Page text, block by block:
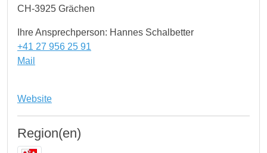
CH-3925 Grächen
Ihre Ansprechperson: Hannes Schalbetter
+41 27 956 25 91
Mail
Website
Region(en)